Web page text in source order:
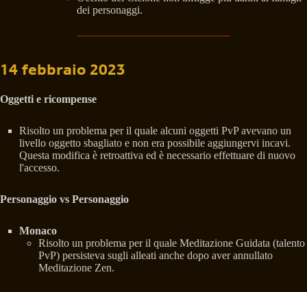
dei personaggi.
14 febbraio 2023
Oggetti e ricompense
Risolto un problema per il quale alcuni oggetti PvP avevano un
livello oggetto sbagliato e non era possibile aggiungervi incavi.
Questa modifica è retroattiva ed è necessario effettuare di nuovo
l'accesso.
Personaggio vs Personaggio
Monaco
Risolto un problema per il quale Meditazione Guidata (talento
PvP) persisteva sugli alleati anche dopo aver annullato
Meditazione Zen.